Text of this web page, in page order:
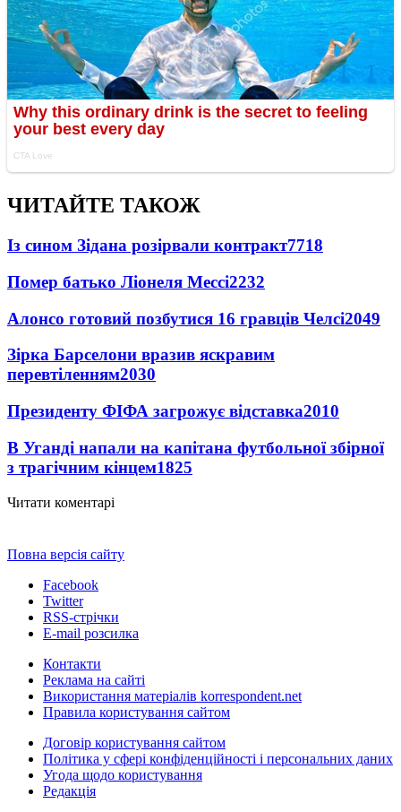
ЧИТАЙТЕ ТАКОЖ
Із сином Зідана розірвали контракт7718
Помер батько Ліонеля Мессі2232
Алонсо готовий позбутися 16 гравців Челсі2049
Зірка Барселони вразив яскравим
перевтіленням2030
Президенту ФІФА загрожує відставка2010
В Уганді напали на капітана футбольної збірної
з трагічним кінцем1825
Читати коментарі
Повна версія сайту
Facebook
Twitter
RSS-стрічки
E-mail розсилка
Контакти
Реклама на сайті
Використання матеріалів korrespondent.net
Правила користування сайтом
Договір користування сайтом
Політика у сфері конфіденційності і персональних даних
Угода щодо користування
Редакція